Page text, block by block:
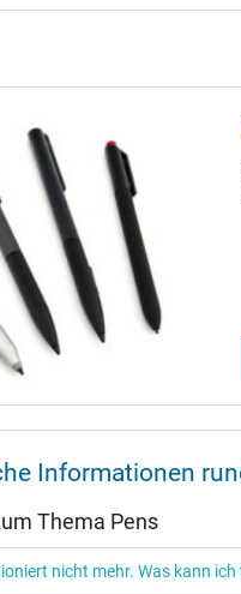
Informationen
Thema Pens
nicht mehr. Was kann ich